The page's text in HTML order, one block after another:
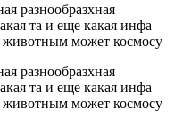
разнообразхная
та и еще какая инфа
может космосу
разнообразхная
та и еще какая инфа
может космосу